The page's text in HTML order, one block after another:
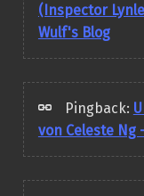
(Inspector
Wulf's Blog
Pingback:
von Celeste Ng